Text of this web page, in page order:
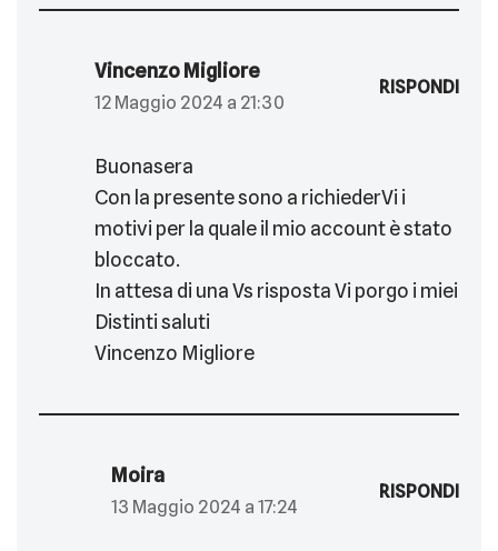
Vincenzo Migliore
12 Maggio 2024 a 21:30
RISPONDI
Buonasera
Con la presente sono a richiederVi i
motivi per la quale il mio account è stato
bloccato.
In attesa di una Vs risposta Vi porgo i miei
Distinti saluti
Vincenzo Migliore
Moira
13 Maggio 2024 a 17:24
RISPONDI